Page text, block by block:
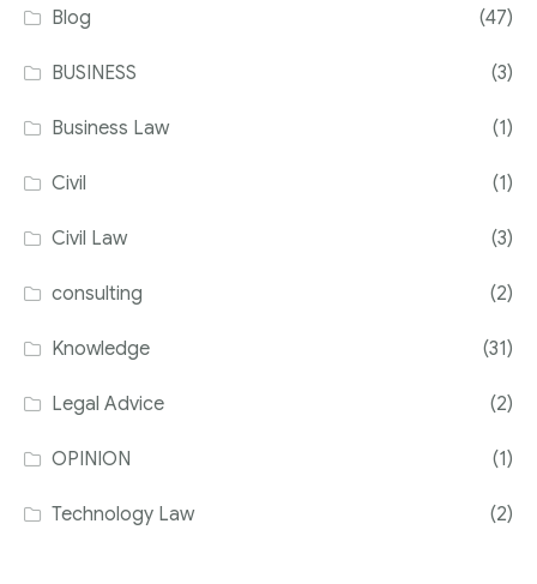
Blog (47)
BUSINESS (3)
Business Law (1)
Civil (1)
Civil Law (3)
consulting (2)
Knowledge (31)
Legal Advice (2)
OPINION (1)
Technology Law (2)